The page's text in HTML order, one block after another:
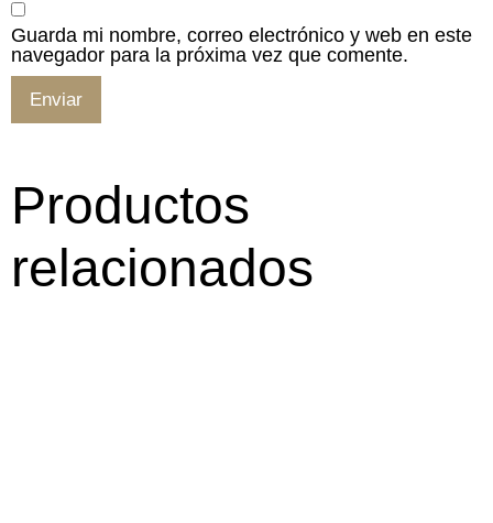
Guarda mi nombre, correo electrónico y web en este
navegador para la próxima vez que comente.
Productos
relacionados